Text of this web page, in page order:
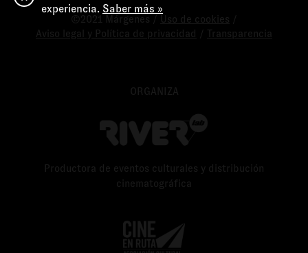
©2021 Márgenes / Uso de cookies
Aviso legal y Política de privacidad
Transparencia
ORGANIZA
Productora de eventos culturales y distribución
cinematográfica
experiencia. Saber más »